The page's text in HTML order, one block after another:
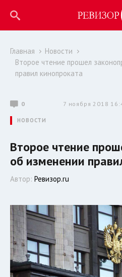
Главная
Новости
Второе чтение прошел
правил кинопроката
0 7 ноября 2018
НОВОСТИ
Второе чтение
об изменении
Автор: Ревизор.ru